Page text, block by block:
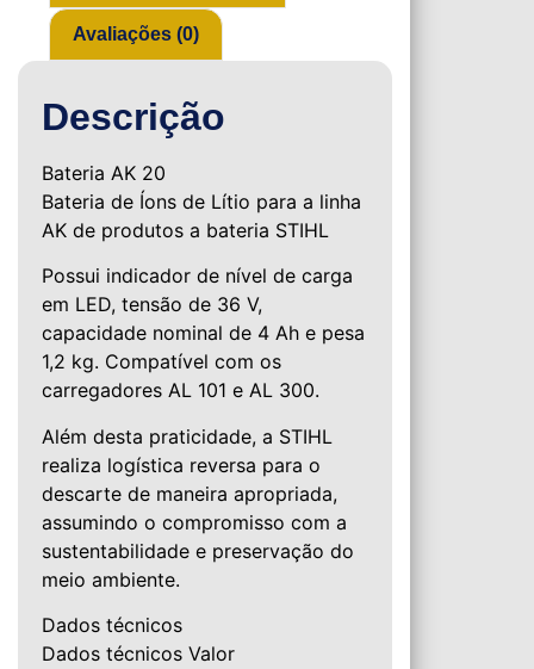
Avaliações (0)
Descrição
Bateria AK 20
Bateria de Íons de Lítio para a linha
AK de produtos a bateria STIHL
Possui indicador de nível de carga
em LED, tensão de 36 V,
capacidade nominal de 4 Ah e pesa
1,2 kg. Compatível com os
carregadores AL 101 e AL 300.
Além desta praticidade, a STIHL
realiza logística reversa para o
descarte de maneira apropriada,
assumindo o compromisso com a
sustentabilidade e preservação do
meio ambiente.
Dados técnicos
Dados técnicos Valor